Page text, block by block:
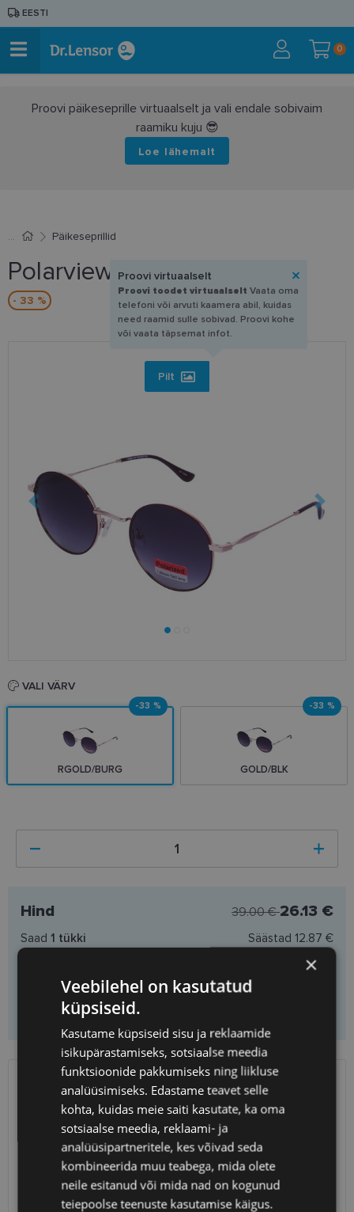
EESTI
0
Proovi päikeseprille virtuaalselt ja vali endale sobivaim
raamiku kuju 😎
Loe lähemalt
Päikeseprillid
Polarview PV 700 C
- 33 %
Pilt
Proovi virtuaalselt
Proovi toodet virtuaalselt Vaata oma
telefoni või arvuti kaamera abil, kuidas
need raamid sulle sobivad. Proovi kohe
või vaata täpsemat infot.
VALI VÄRV
RGOLD/BURG
-33 %
GOLD/BLK
-33 %
Hind 39.00 €26.13 €
Saad 1 tükki
Säästad 12.87 €
Lisa ostukorvi
SAATMINE EESTI
Eeldatav tarnekuupäev
reede 14. august 2026
Unisend
Omniva
SmartPosti
×
Veebilehel on kasutatud
küpsiseid.
Kasutame küpsiseid sisu ja reklaamide
isikupärastamiseks, sotsiaalse meedia
funktsioonide pakkumiseks ning liikluse
analüüsimiseks. Edastame teavet selle
kohta, kuidas meie saiti kasutate, ka oma
sotsiaalse meedia, reklaami- ja
analüüsipartneritele, kes võivad seda
kombineerida muu teabega, mida olete
neile esitanud või mida nad on kogunud
teiepoolse teenuste kasutamise käigus.